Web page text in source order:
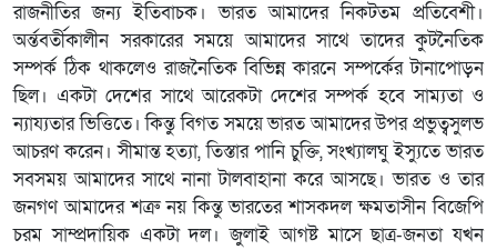
রাজনীতির জন্য ইতিবাচক। ভারত আমাদের নিকটতম প্রতিবেশী।
অর্ন্তবর্তীকালীন সরকারের সময়ে আমাদের সাথে তাদের কুটনৈতিক
সম্পর্ক ঠিক থাকলেও রাজনৈতিক বিভিন্ন কারনে সম্পর্কের টানাপোড়ন
ছিল। একটা দেশের সাথে আরেকটা দেশের সম্পর্ক হবে সাম্যতা ও
ন্যায্যতার ভিত্তিতে। কিন্তু বিগত সময়ে ভারত আমাদের উপর প্রভুত্বসুলভ
আচরণ করেন। সীমান্ত হত্যা, তিস্তার পানি চুক্তি, সংখ্যালঘু ইস্যুতে ভারত
সবসময় আমাদের সাথে নানা টালবাহানা করে আসছে। ভারত ও তার
জনগণ আমাদের শত্রু নয় কিন্তু ভারতের শাসকদল ক্ষমতাসীন বিজেপি
চরম সাম্প্রদায়িক একটা দল। জুলাই আগষ্ট মাসে ছাত্র-জনতা যখন